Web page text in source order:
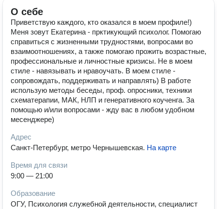
О себе
Приветствую каждого, кто оказался в моем профиле!)
Меня зовут Екатерина - прктикующий психолог. Помогаю
справиться с жизненными трудностями, вопросами во
взаимоотношениях, а также помогаю прожить возрастные,
профессиональные и личностные кризисы. Не в моем
стиле - навязывать и нравоучать. В моем стиле -
сопровождать, поддерживать и направлять) В работе
использую методы беседы, проф. опросники, техники
схематерапии, МАК, НЛП и генеративного коученга. За
помощью и/или вопросами - жду вас в любом удобном
месенджере)
Адрес
Санкт-Петербург, метро Чернышевская. На карте
Время для связи
9:00 — 21:00
Образование
ОГУ, Психология служебной деятельности, специалист